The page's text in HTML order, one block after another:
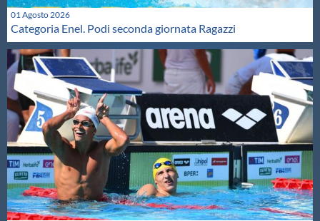
01 Agosto 2026
Categoria Enel. Podi seconda giornata Ragazzi